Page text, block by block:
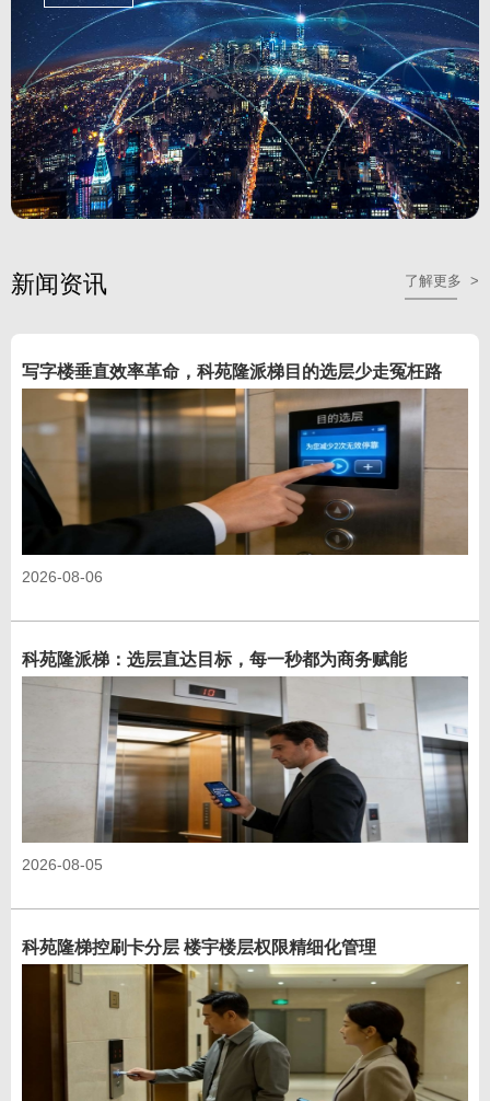
新闻资讯 了解更多 >
写字楼垂直效率革命，科苑隆派梯目的选层少走冤枉路
2026-08-06
科苑隆派梯：选层直达目标，每一秒都为商务赋能
2026-08-05
科苑隆梯控刷卡分层 楼宇楼层权限精细化管理